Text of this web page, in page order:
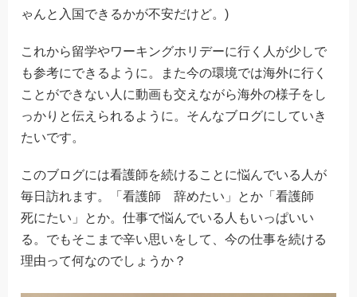
ゃんと入国できるかが不安だけど。)
これから留学やワーキングホリデーに行く人が少しで
も参考にできるように。また今の環境では海外に行く
ことができない人に動画も交えながら海外の様子をし
っかりと伝えられるように。そんなブログにしていき
たいです。
このブログには看護師を続けることに悩んでいる人が
毎日訪れます。「看護師 辞めたい」とか「看護師
死にたい」とか。仕事で悩んでいる人もいっぱいい
る。でもそこまで辛い思いをして、今の仕事を続ける
理由って何なのでしょうか？